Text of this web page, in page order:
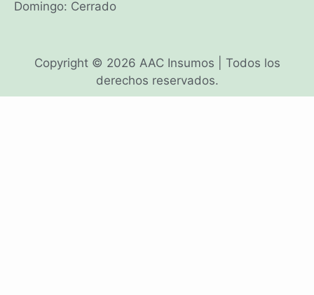
Domingo: Cerrado
Copyright © 2026 AAC Insumos | Todos los
derechos reservados.